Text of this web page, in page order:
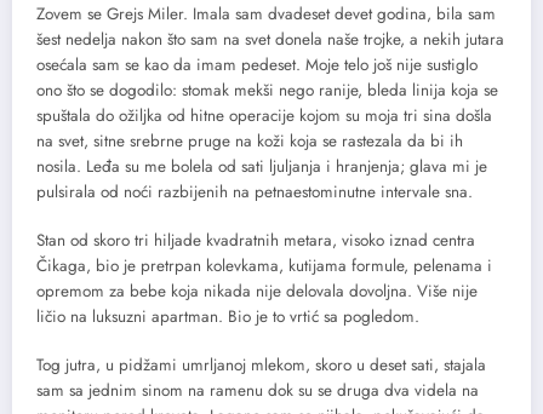
Zovem se Grejs Miler. Imala sam dvadeset devet godina, bila sam
šest nedelja nakon što sam na svet donela naše trojke, a nekih jutara
osećala sam se kao da imam pedeset. Moje telo još nije sustiglo
ono što se dogodilo: stomak mekši nego ranije, bleda linija koja se
spuštala do ožiljka od hitne operacije kojom su moja tri sina došla
na svet, sitne srebrne pruge na koži koja se rastezala da bi ih
nosila. Leđa su me bolela od sati ljuljanja i hranjenja; glava mi je
pulsirala od noći razbijenih na petnaestominutne intervale sna.
Stan od skoro tri hiljade kvadratnih metara, visoko iznad centra
Čikaga, bio je pretrpan kolevkama, kutijama formule, pelenama i
opremom za bebe koja nikada nije delovala dovoljna. Više nije
ličio na luksuzni apartman. Bio je to vrtić sa pogledom.
Tog jutra, u pidžami umrljanoj mlekom, skoro u deset sati, stajala
sam sa jednim sinom na ramenu dok su se druga dva videla na